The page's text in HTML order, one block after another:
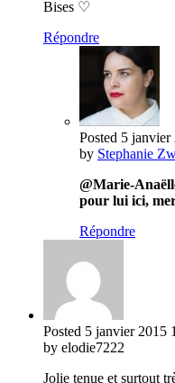
Bises ♡
Répondre
Posted 5 janvier
by Stephanie
@Marie-
pour lui ici,
Répondre
Posted 5 janvier 2015
by elodie7222
Jolie tenue et surtout